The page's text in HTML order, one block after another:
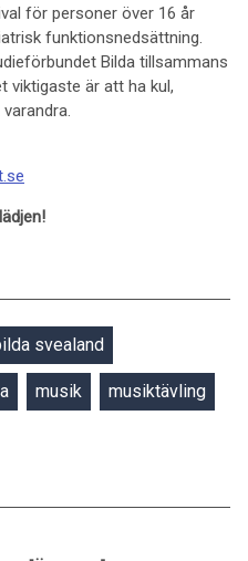
för personer över 16 år
funktionsnedsättning.
Bilda tillsammans
viktigaste är att ha kul,
svealand
musik musiktävling